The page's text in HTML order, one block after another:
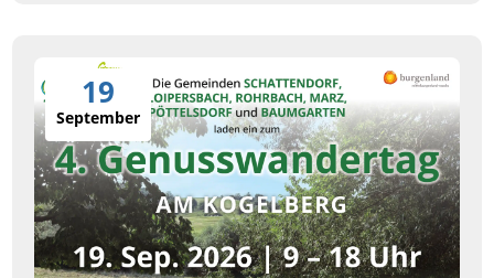
19
September